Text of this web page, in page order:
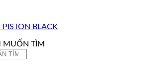
PISTON BLACK
MUỐN TÌM